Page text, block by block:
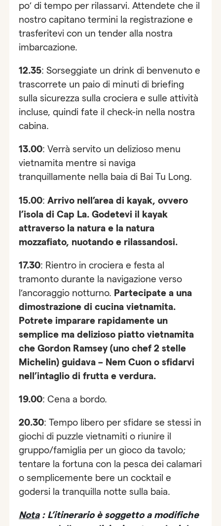
po’ di tempo per rilassarvi. Attendete che il
nostro capitano termini la registrazione e
trasferitevi con un tender alla nostra
imbarcazione.
12.35: Sorseggiate un drink di benvenuto e
trascorrete un paio di minuti di briefing
sulla sicurezza sulla crociera e sulle attività
incluse, quindi fate il check-in nella nostra
cabina.
13.00: Verrà servito un delizioso menu
vietnamita mentre si naviga
tranquillamente nella baia di Bai Tu Long.
15.00: Arrivo nell’area di kayak, ovvero
l’isola di Cap La. Godetevi il kayak
attraverso la natura e la natura
mozzafiato, nuotando e rilassandosi.
17.30: Rientro in crociera e festa al
tramonto durante la navigazione verso
l’ancoraggio notturno. Partecipate a una
dimostrazione di cucina vietnamita.
Potrete imparare rapidamente un
semplice ma delizioso piatto vietnamita
che Gordon Ramsey (uno chef 2 stelle
Michelin) guidava – Nem Cuon o sfidarvi
nell’intaglio di frutta e verdura.
19.00: Cena a bordo.
20.30: Tempo libero per sfidare se stessi in
giochi di puzzle vietnamiti o riunire il
gruppo/famiglia per un gioco da tavolo;
tentare la fortuna con la pesca dei calamari
o semplicemente bere un cocktail e
godersi la tranquilla notte sulla baia.
Nota: L’itinerario è soggetto a modifiche